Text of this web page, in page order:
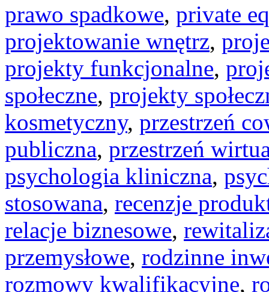
prawo spadkowe, private
projektowanie wnętrz,
projekty funkcjonalne,
społeczne, projekty
kosmetyczny, przestrzeń
publiczna, przestrzeń
psychologia kliniczna,
stosowana, recenzje
relacje biznesowe,
przemysłowe, rodzinne
rozmowy kwalifikacyjne,